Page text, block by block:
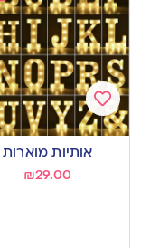
Add
אותיות מוארות
₪29.00